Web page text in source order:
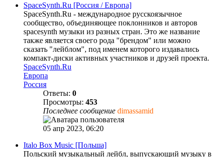
SpaceSynth.Ru [Россия / Европа]
SpaceSynth.Ru - международное русскоязычное
сообщество, объединяющее поклонников и авторов
spacesynth музыки из разных стран. Это же название
также является своего рода "брендом" или можно
сказать "лейблом", под именем которого издавались
компакт-диски активных участников и друзей проекта.
SpaceSynth.Ru
Европа
Россия
Ответы: 0
Просмотры: 453
Последнее сообщение dimassamid
05 апр 2023, 06:20
Italo Box Music [Польша]
Польский музыкальный лейбл, выпускающий музыку в